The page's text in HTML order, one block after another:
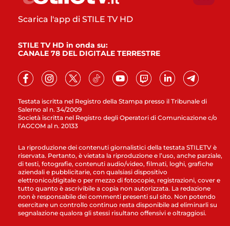
Testata iscritta nel Registro della Stampa presso il Tribunale di
Salerno al n. 34/2009
Società iscritta nel Registro degli Operatori di Comunicazione c/o
l’AGCOM al n. 20133
Scarica l'app di STILE TV HD
STILE TV HD in onda su:
CANALE 78 DEL DIGITALE TERRESTRE
La riproduzione dei contenuti giornalistici della testata STILETV è
riservata. Pertanto, è vietata la riproduzione e l’uso, anche parziale,
di testi, fotografie, contenuti audio/video, filmati, loghi, grafiche
aziendali e pubblicitarie, con qualsiasi dispositivo
elettronico/digitale o per mezzo di fotocopie, registrazioni, cover e
tutto quanto è ascrivibile a copia non autorizzata. La redazione
non è responsabile dei commenti presenti sul sito. Non potendo
esercitare un controllo continuo resta disponibile ad eliminarli su
segnalazione qualora gli stessi risultano offensivi e oltraggiosi.